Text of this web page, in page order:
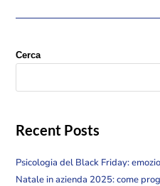
Cerca
Recent Posts
Psicologia del Black Friday:
Natale in azienda 2025: come